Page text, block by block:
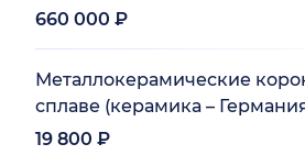
660 000 ₽
Металлокерамические
сплаве (керамика –
19 800 ₽